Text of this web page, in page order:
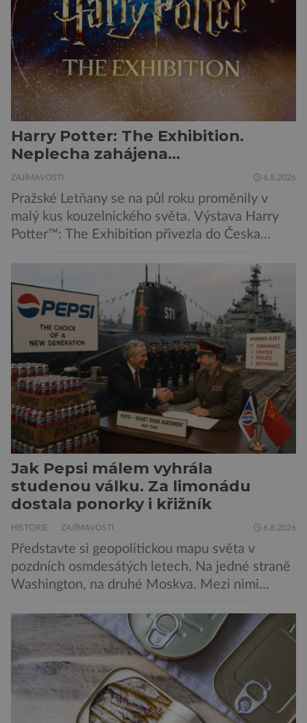
její zdroj je […]
Harry Potter: The Exhibition.
Neplecha zahájena…
ZAJÍMAVOSTI 6.8.2026
Pražské Letňany se na půl roku proměnily v
malý kus kouzelnického světa. Výstava Harry
Potter™: The Exhibition přivezla do Česka
Bradavice, Hagridovu chýši i učebny, ve
kterých si můžete zkusit kouzla na vlastní kůži.
Nechte tedy mudlovské starosti přede dveřmi.
Neplecha byla zahájena. Dopis z Bradavic
možná stále nepřišel, ale […]
Jak Pepsi málem vyhrála
studenou válku. Za limonádu
dostala ponorky i křižník
HISTORIE ZAJÍMAVOSTI 6.8.2026
Představte si geopolitickou mapu světa v
pozdních osmdesátých letech. Na jedné straně
Washington, na druhé Moskva. Mezi nimi
padesátkrát dokola, železná opona a miliony
vojáků v permanentní pohotovosti. A pak je tu
Donald Kendall, generální ředitel společnosti
PepsiCo, který se v květnu roku 1989 stává
admirálem flotily, jež čítá sedmnáct […]